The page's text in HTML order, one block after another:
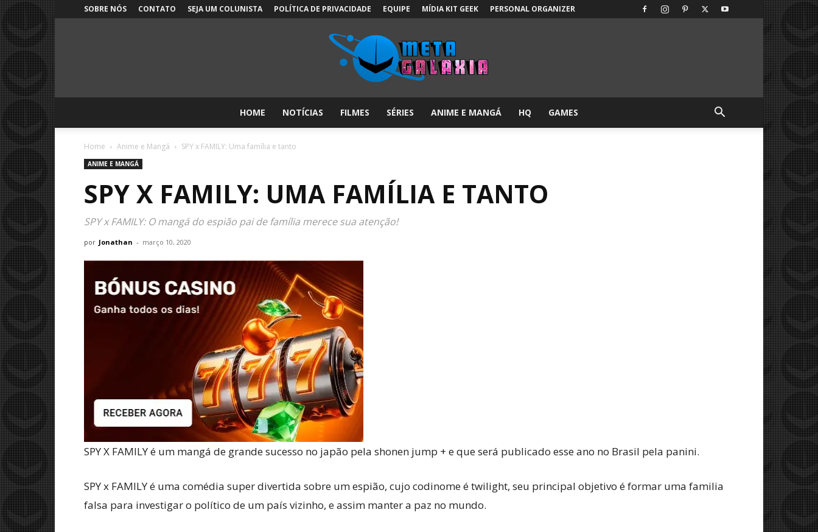
SOBRE NÓS CONTATO SEJA UM COLUNISTA POLÍTICA DE PRIVACIDADE EQUIPE MÍDIA KIT GEEK PERSONAL ORGANIZER
Galáxia:
HOME NOTÍCIAS FILMES SÉRIES ANIME E MANGÁ HQ GAMES
Home Anime e Mangá SPY x FAMILY: Uma família e tanto
ANIME E MANGÁ
SPY X FAMILY: UMA FAMÍLIA E TANTO
SPY x FAMILY: O mangá do espião pai de família merece sua atenção!
por Jonathan - março 10, 2020
SPY X FAMILY é um mangá de grande sucesso no japão pela shonen jump + e que será publicado esse ano no Brasil pela panini.
SPY x FAMILY é uma comédia super divertida sobre um espião, cujo codinome é twilight, seu principal objetivo é formar uma familia
falsa para investigar o político de um país vizinho, e assim manter a paz no mundo.